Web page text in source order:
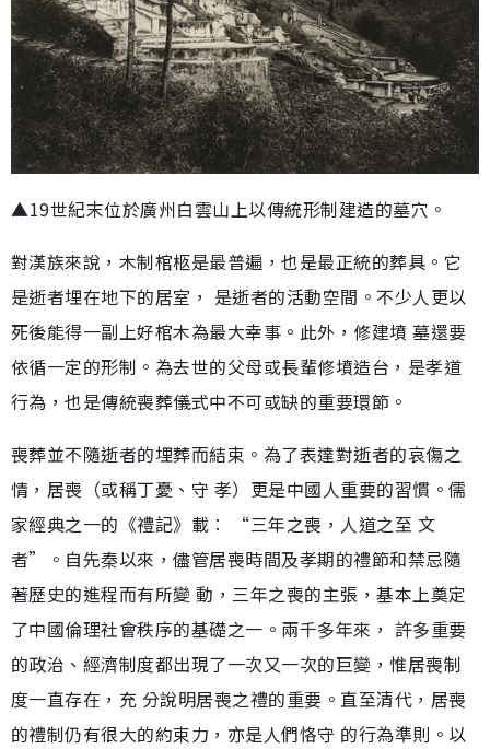
▲19世紀末位於廣州白雲山上以傳統形制建造的墓穴。
對漢族來說，木制棺柩是最普遍，也是最正統的葬具。它
是逝者埋在地下的居室， 是逝者的活動空間。不少人更以
死後能得一副上好棺木為最大幸事。此外，修建墳 墓還要
依循一定的形制。為去世的父母或長輩修墳造台，是孝道
行為，也是傳統喪葬儀式中不可或缺的重要環節。
喪葬並不隨逝者的埋葬而結束。為了表達對逝者的哀傷之
情，居喪（或稱丁憂、守 孝）更是中國人重要的習慣。儒
家經典之一的《禮記》載︰ “三年之喪，人道之至 文
者”。自先秦以來，儘管居喪時間及孝期的禮節和禁忌隨
著歷史的進程而有所變 動，三年之喪的主張，基本上奠定
了中國倫理社會秩序的基礎之一。兩千多年來， 許多重要
的政治、經濟制度都出現了一次又一次的巨變，惟居喪制
度一直存在，充 分說明居喪之禮的重要。直至清代，居喪
的禮制仍有很大的約束力，亦是人們恪守 的行為準則。以